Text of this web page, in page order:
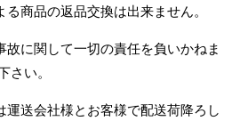
商品の返品交換は出来ません。
故に関して一切の責任を負いかねま
さい。
運送会社様とお客様で配送荷降ろし